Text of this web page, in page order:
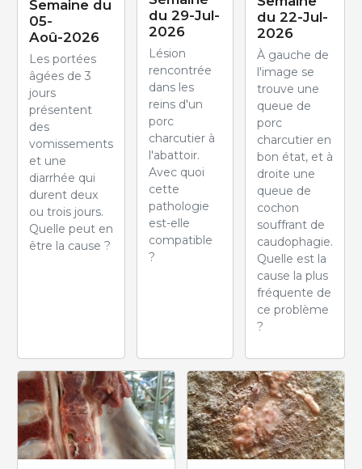
Semaine du
05-
Aoû-2026
Les portées
âgées de 3
jours
présentent
des
vomissements
et une
diarrhée qui
durent deux
ou trois jours.
Quelle peut en
être la cause ?
du 29-Jul-
2026
Lésion
rencontrée
dans les
reins d'un
porc
charcutier à
l'abattoir.
Avec quoi
cette
pathologie
est-elle
compatible
?
du 22-Jul-
2026
À gauche de
l'image se
trouve une
queue de
porc
charcutier en
bon état, et à
droite une
queue de
cochon
souffrant de
caudophagie.
Quelle est la
cause la plus
fréquente de
ce problème
?